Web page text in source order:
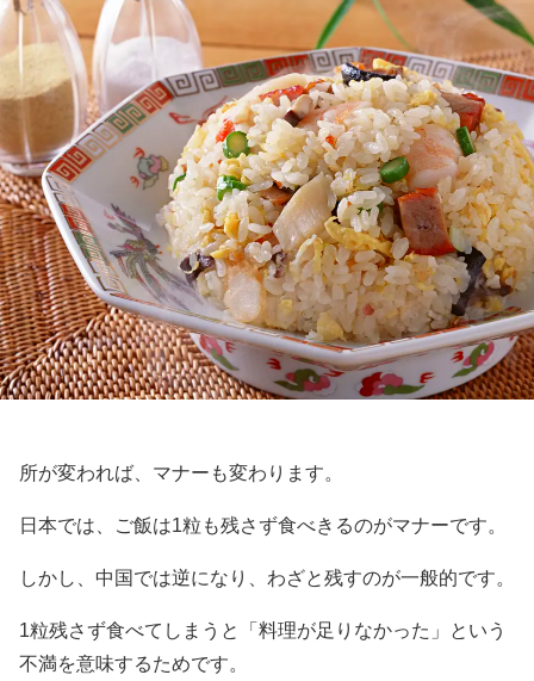
所が変われば、マナーも変わります。
日本では、ご飯は1粒も残さず食べきるのがマナーです。
しかし、中国では逆になり、わざと残すのが一般的です。
1粒残さず食べてしまうと「料理が足りなかった」という
不満を意味するためです。